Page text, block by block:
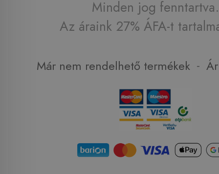
Minden jog fenntartva.
Az áraink 27% ÁFA-t
Már nem rendelhető termékek -